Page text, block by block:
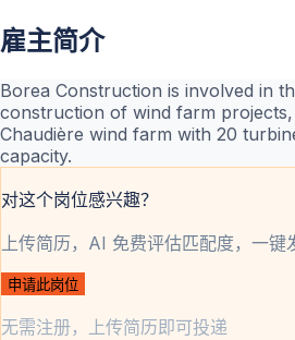
雇主简介
Borea Construction is involved in
construction of wind farm
Chaudière wind farm with 20
capacity.
对这个岗位感兴趣？
上传简历，AI 免费评估匹配度，一键
申请此岗位
无需注册，上传简历即可投递